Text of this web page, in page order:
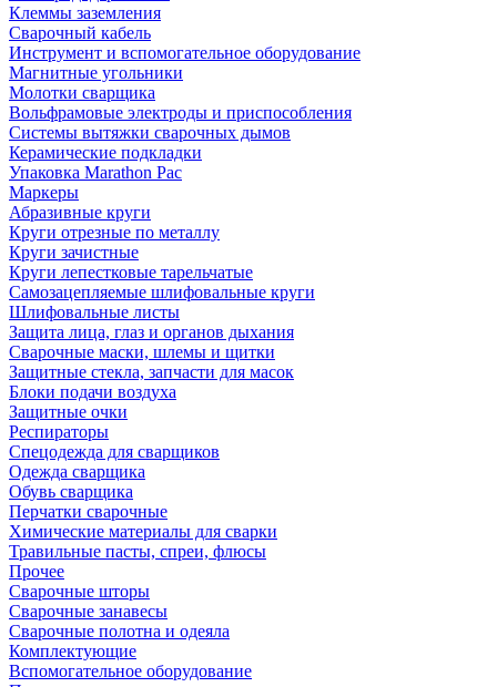
Клеммы заземления
Сварочный кабель
Инструмент и вспомогательное оборудование
Магнитные угольники
Молотки сварщика
Вольфрамовые электроды и приспособления
Системы вытяжки сварочных дымов
Керамические подкладки
Упаковка Marathon Pac
Маркеры
Абразивные круги
Круги отрезные по металлу
Круги зачистные
Круги лепестковые тарельчатые
Самозацепляемые шлифовальные круги
Шлифовальные листы
Защита лица, глаз и органов дыхания
Сварочные маски, шлемы и щитки
Защитные стекла, запчасти для масок
Блоки подачи воздуха
Защитные очки
Респираторы
Спецодежда для сварщиков
Одежда сварщика
Обувь сварщика
Перчатки сварочные
Химические материалы для сварки
Травильные пасты, спреи, флюсы
Прочее
Сварочные шторы
Сварочные занавесы
Сварочные полотна и одеяла
Комплектующие
Вспомогательное оборудование